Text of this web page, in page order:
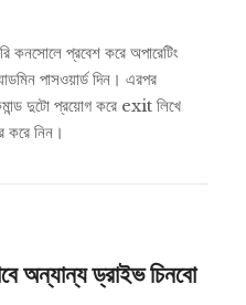
কনসোলে প্রবেশ করে অপারেটিং
পাসওয়ার্ড দিন। এরপর
দুটো প্রয়োগ করে exit লিখে
করে নিন।
অন্যান্য ড্রাইভ চিনবো